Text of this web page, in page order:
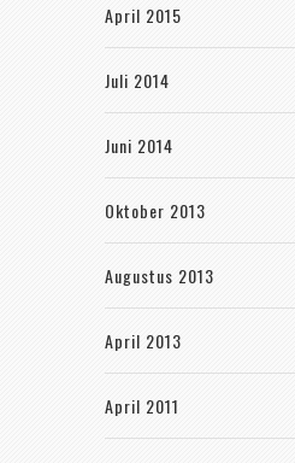
April 2015
Juli 2014
Juni 2014
Oktober 2013
Augustus 2013
April 2013
April 2011